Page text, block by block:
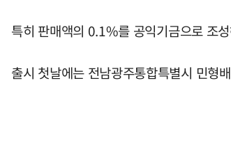
특히 판매액의 0.1%를 공익기금으로 조
출시 첫날에는 전남광주통합특별시 민형